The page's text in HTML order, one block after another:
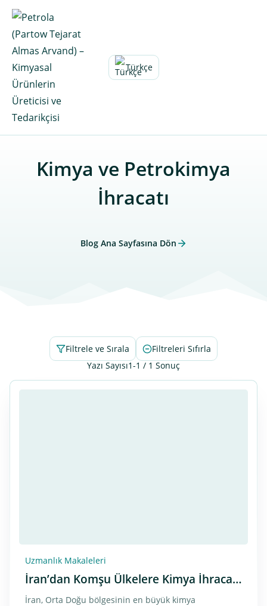
Skip
content
Türkçe
Kimya ve Petrokimya
İhracatı
Blog Ana Sayfasına Dön
Filtrele ve Sırala
Filtreleri Sıfırla
Yazı Sayısı1-1 / 1 Sonuç
Uzmanlık Makaleleri
İran’dan Komşu Ülkelere Kimya İhracat
Trendleri | 2025 Analizi
İran, Orta Doğu bölgesinin en büyük kimya